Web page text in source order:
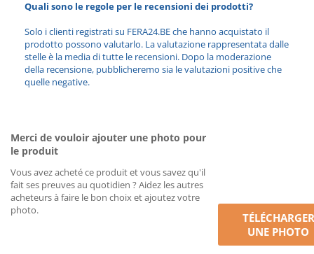
Quali sono le regole per le recensioni dei prodotti?
Solo i clienti registrati su FERA24.BE che hanno acquistato il
prodotto possono valutarlo. La valutazione rappresentata dalle
stelle è la media di tutte le recensioni. Dopo la moderazione
della recensione, pubblicheremo sia le valutazioni positive che
quelle negative.
Merci de vouloir ajouter une photo pour
le produit
Vous avez acheté ce produit et vous savez qu'il
fait ses preuves au quotidien ? Aidez les autres
acheteurs à faire le bon choix et ajoutez votre
photo.
TÉLÉCHARGER
UNE PHOTO